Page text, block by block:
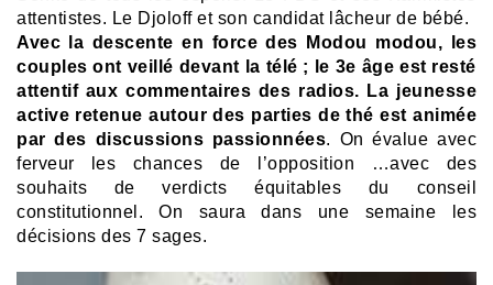
attentistes. Le Djoloff et son candidat lâcheur de bébé.
Avec la descente en force des Modou modou, les
couples ont veillé devant la télé ; le 3e âge est resté
attentif aux commentaires des radios. La jeunesse
active retenue autour des parties de thé est animée
par des discussions passionnées. On évalue avec
ferveur les chances de l’opposition …avec des
souhaits de verdicts équitables du conseil
constitutionnel. On saura dans une semaine les
décisions des 7 sages.